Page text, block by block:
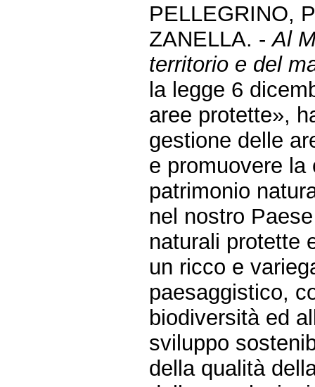
PELLEGRINO,
ZANELLA. -Al
territorio e del
la legge 6
aree protette»,
gestione delle
e promuovere
patrimonio
nel nostro
naturali protette
un ricco e
paesaggistico,
biodiversità ed
sviluppo
della qualità